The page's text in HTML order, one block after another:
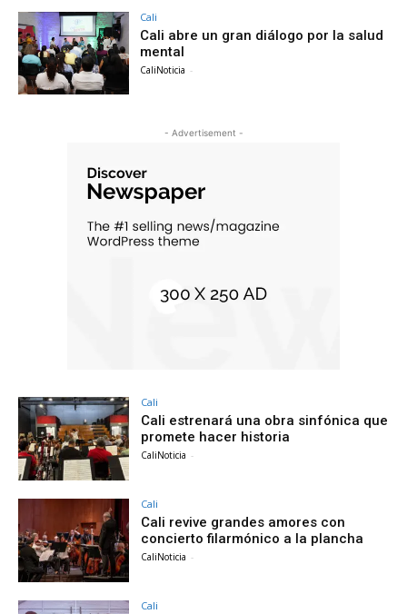
Cali
Cali abre un gran diálogo por la salud
mental
CaliNoticia -
- Advertisement -
Cali
Cali estrenará una obra sinfónica que
promete hacer historia
CaliNoticia -
Cali
Cali revive grandes amores con
concierto filarmónico a la plancha
CaliNoticia -
Cali